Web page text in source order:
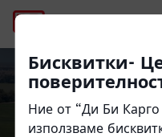
История
Бисквитки-
Ние от “Ди Би
използваме